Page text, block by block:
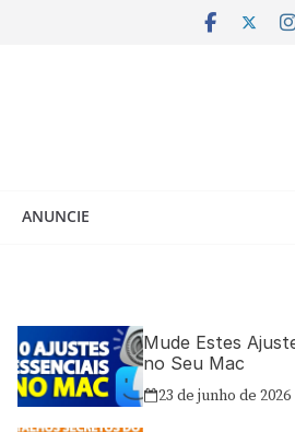
ANUNCIE
Mude Estes
no Seu Mac
23 de junho de 2026